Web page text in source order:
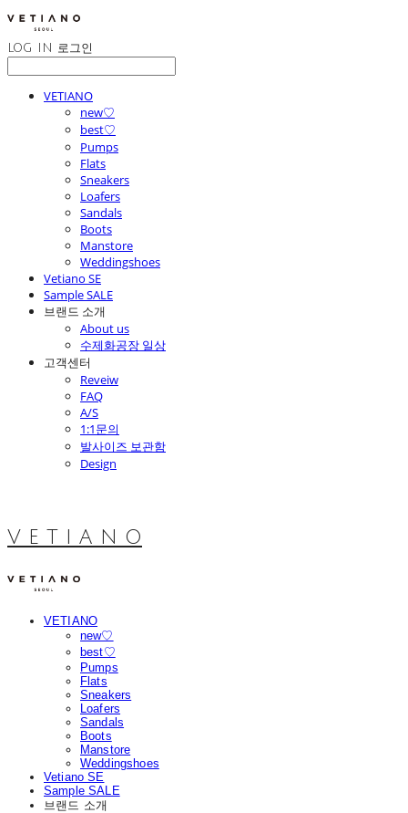
LOG IN 로그인
VETIANO
new♡
best♡
Pumps
Flats
Sneakers
Loafers
Sandals
Boots
Manstore
Weddingshoes
Vetiano SE
Sample SALE
브랜드 소개
About us
수제화공장 일상
고객센터
Reveiw
FAQ
A/S
1:1문의
발사이즈 보관함
Design
V E T I A N O
VETIANO
new♡
best♡
Pumps
Flats
Sneakers
Loafers
Sandals
Boots
Manstore
Weddingshoes
Vetiano SE
Sample SALE
브랜드 소개